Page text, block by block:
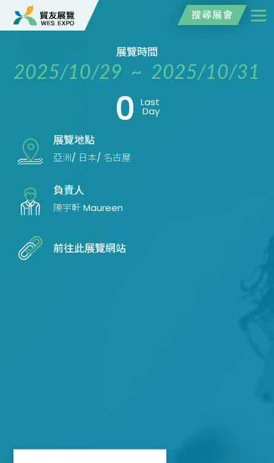
搜尋展會
展覽時間
2025/10/29 ~ 2025/10/31
0 Last
Day
展覽地點
亞洲/ 日本/ 名古屋
負責人
陳宇軒 Maureen
前往此展覽網站